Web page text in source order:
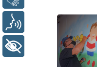
+ Acessibilidade